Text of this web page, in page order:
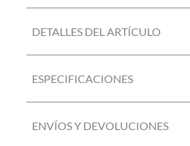
DETALLES DEL ARTÍCULO
ESPECIFICACIONES
ENVÍOS Y DEVOLUCIONES